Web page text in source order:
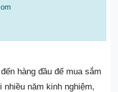
hàng đầu để mua sắm
năm kinh nghiệm,